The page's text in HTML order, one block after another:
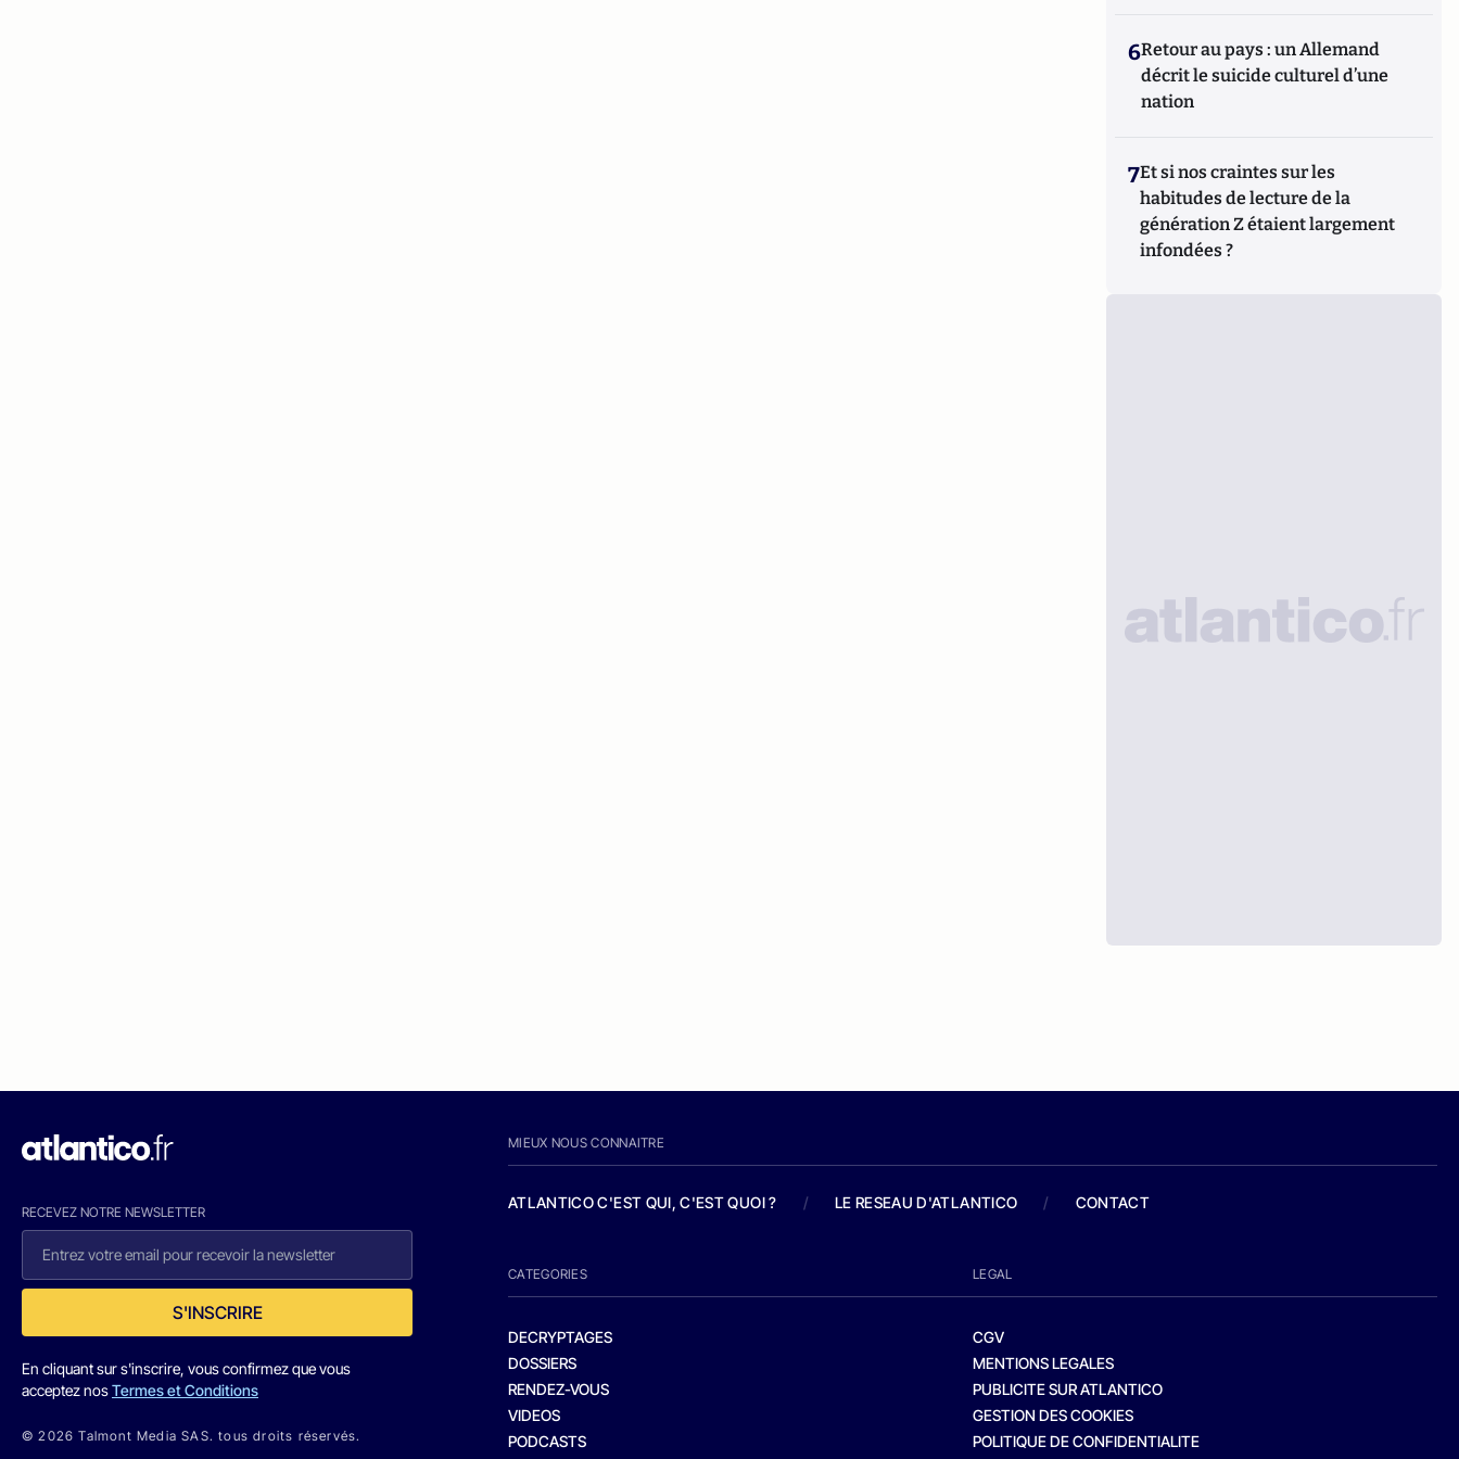
6Retour au pays : un Allemand
décrit le suicide culturel d’une
nation
7Et si nos craintes sur les
habitudes de lecture de la
génération Z étaient largement
infondées ?
RECEVEZ NOTRE NEWSLETTER
S'INSCRIRE
En cliquant sur s'inscrire, vous confirmez que vous
acceptez nosTermes et Conditions
© 2026 Talmont Media SAS. tous droits réservés.
MIEUX NOUS CONNAITRE
ATLANTICO C'EST QUI, C'EST QUOI ? / LE RESEAU D'ATLANTICO / CONTACT
CATEGORIES
DECRYPTAGES
DOSSIERS
RENDEZ-VOUS
VIDEOS
PODCASTS
LEGAL
CGV
MENTIONS LEGALES
PUBLICITE SUR ATLANTICO
GESTION DES COOKIES
POLITIQUE DE CONFIDENTIALITE